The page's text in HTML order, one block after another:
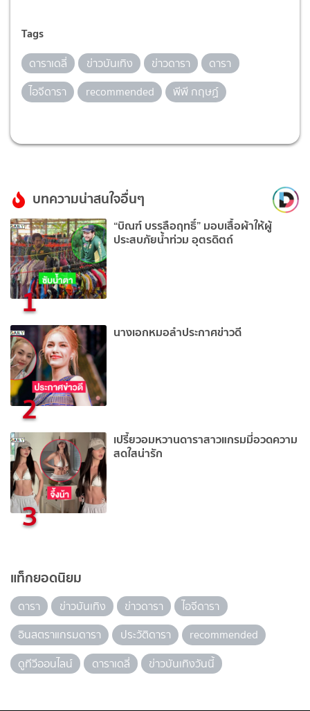
Tags
ดาราเดลี่ ข่าวบันเทิง ข่าวดารา
ดารา
ไอจีดารา
recommended พีพี กฤษฏ์
บทความน่าสนใจอื่นๆ
1
“บิณฑ์ บรรลือฤทธิ์” มอบเสื้อผ้าให้ผู้
ประสบภัยน้ำท่วม อุตรดิตถ์
2
นางเอกหมอลำประกาศข่าวดี
3
เปรี้ยวอมหวานดาราสาวแกรมมี่อวดความ
สดใสน่ารัก
แท็กยอดนิยม
ดารา ข่าวบันเทิง ข่าวดารา
ไอจีดารา
อินสตราแกรมดารา
ประวัติดารา
recommended
ดูทีวีออนไลน์
ดาราเดลี่ ข่าวบันเทิงวันนี้